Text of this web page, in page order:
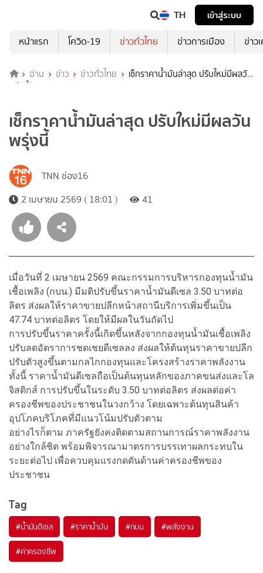
TH
เข้าสู่ระบบ
หน้าแรก
โควิด-19 ข่าวทั่วไทย ข่าวการเมือง ข่าว
อ่าน ข่าว ข่าวทั่วไทย
เช็กราคาน้ำมันล่าสุด ปรับใหม่มีผลวัน
พรุ่งนี้
เช็กราคาน้ำมันล่าสุด ปรับใหม่มีผลวัน
พรุ่งนี้
TNN ช่อง16
2 เมษายน 2569 ( 18:01 )
41
เมื่อวันที่ 2 เมษายน 2569 คณะกรรมการบริหารกองทุนน้ำมัน
เชื้อเพลิง (กบน.) มีมติปรับขึ้นราคาน้ำมันดีเซล 3.50 บาทต่อ
ลิตร ส่งผลให้ราคาขายปลีกหน้าสถานีบริการเพิ่มขึ้นเป็น
47.74 บาทต่อลิตร โดยให้มีผลในวันถัดไป
การปรับขึ้นราคาครั้งนี้เกิดขึ้นหลังจากกองทุนน้ำมันเชื้อเพลิง
ปรับลดอัตราการชดเชยดีเซลลง ส่งผลให้ต้นทุนราคาขายปลีก
ปรับตัวสูงขึ้นตามกลไกกองทุนและโครงสร้างราคาพลังงาน
ทั้งนี้ ราคาน้ำมันดีเซลถือเป็นต้นทุนหลักของภาคขนส่งและโล
จิสติกส์ การปรับขึ้นในระดับ 3.50 บาทต่อลิตร ส่งผลต่อค่า
ครองชีพของประชาชนในวงกว้าง โดยเฉพาะต้นทุนสินค้า
อุปโภคบริโภคที่มีแนวโน้มปรับตัวตาม
อย่างไรก็ตาม ภาครัฐยังคงติดตามสถานการณ์ราคาพลังงาน
อย่างใกล้ชิด พร้อมพิจารณามาตรการบรรเทาผลกระทบใน
ระยะต่อไป เพื่อควบคุมแรงกดดันด้านค่าครองชีพของ
ประชาชน
Tag
#น้ำมันดีเซล #ราคาน้ำมัน #กบน #พลังงาน
#ค่าครองชีพ